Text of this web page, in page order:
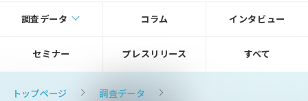
調査データ コラム インタビュー
セミナー プレスリリース すべて
トップページ
調査データ